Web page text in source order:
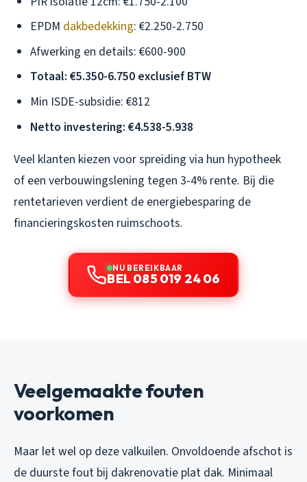
EPDM dakbedekking: €2.250-2.750
Afwerking en details: €600-900
Totaal: €5.350-6.750 exclusief BTW
Min ISDE-subsidie: €812
Netto investering: €4.538-5.938
Veel klanten kiezen voor spreiding via hun hypotheek
of een verbouwingslening tegen 3-4% rente. Bij die
rentetarieven verdient de energiebesparing de
financieringskosten ruimschoots.
NU BEREIKBAAR
BEL 085 019 24 06
Veelgemaakte fouten
voorkomen
Maar let wel op deze valkuilen. Onvoldoende afschot is
de duurste fout bij dakrenovatie plat dak. Minimaal